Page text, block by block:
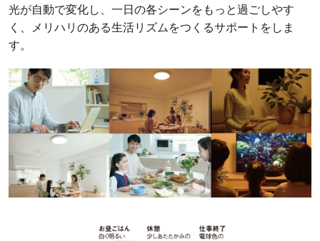
光が自動で変化し、一日の各シーンをもっと過ごしやす
く、メリハリのある生活リズムをつくるサポートをしま
す。